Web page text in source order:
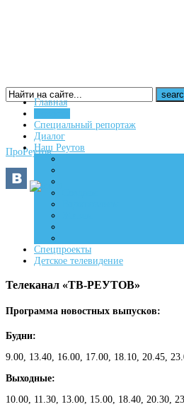
16+
ПроРеутов
Главная
Специальный репортаж
Диалог
Наш Реутов
Спецпроекты
Детское телевидение
Телеканал «ТВ-РЕУТОВ»
Программа новостных выпусков:
Будни:
9.00, 13.40, 16.00, 17.00, 18.10, 20.45,
Выходные:
10.00, 11.30, 13.00, 15.00, 18.40, 20.30,